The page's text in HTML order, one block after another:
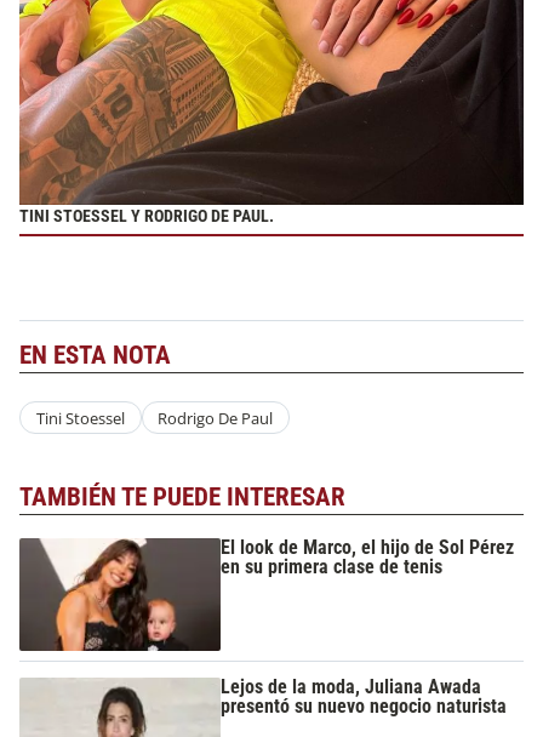
TINI STOESSEL Y RODRIGO DE PAUL.
EN ESTA NOTA
Tini Stoessel Rodrigo De Paul
TAMBIÉN TE PUEDE INTERESAR
El look de Marco, el hijo de Sol Pérez
en su primera clase de tenis
Lejos de la moda, Juliana Awada
presentó su nuevo negocio naturista